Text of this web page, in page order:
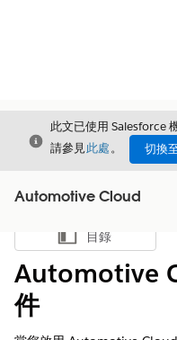
結束
此文已使用 Salesforce
請參見此處。 切換
Automotive Cloud
顯示目錄
目錄
Automotive
件